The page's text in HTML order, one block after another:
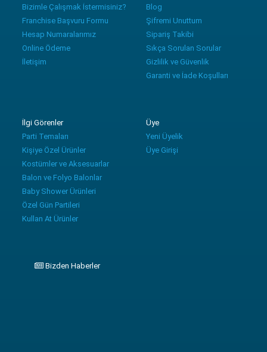
Bizimle Çalışmak İstermisiniz?
Franchise Başvuru Formu
Hesap Numaralarımız
Online Ödeme
İletişim
Blog
Şifremi Unuttum
Sipariş Takibi
Sıkça Sorulan Sorular
Gizlilik ve Güvenlik
Garanti ve İade Koşulları
İlgi Görenler
Parti Temaları
Kişiye Özel Ürünler
Kostümler ve Aksesuarlar
Balon ve Folyo Balonlar
Baby Shower Ürünleri
Özel Gün Partileri
Kullan At Ürünler
Üye
Yeni Üyelik
Üye Girişi
Bizden Haberler